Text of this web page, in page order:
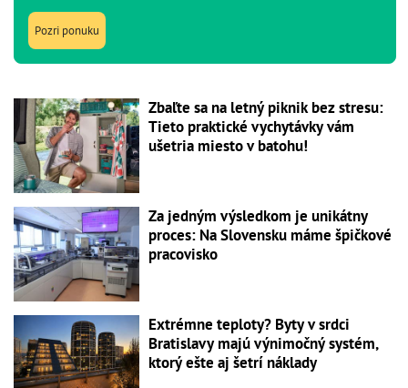
Pozri ponuku
Zbaľte sa na letný piknik bez stresu:
Tieto praktické vychytávky vám
ušetria miesto v batohu!
Za jedným výsledkom je unikátny
proces: Na Slovensku máme špičkové
pracovisko
Extrémne teploty? Byty v srdci
Bratislavy majú výnimočný systém,
ktorý ešte aj šetrí náklady